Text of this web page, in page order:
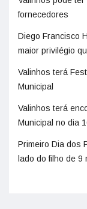
fornecedores
Diego Francisco
maior privilégio
Valinhos terá
Municipal
Valinhos terá
Municipal no dia
Primeiro Dia dos
lado do filho de 9